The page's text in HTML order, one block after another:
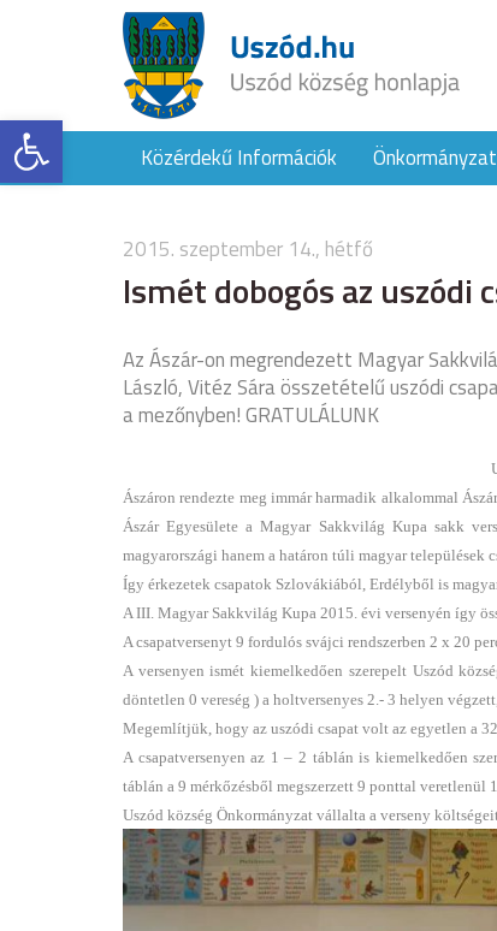
Eszköztár megnyitásaKözérdekű Információk Önkormányzat
2015. szeptember 14., hétfő
Ismét dobogós az uszódi
Az Ászár-on megrendezett Magyar
László, Vitéz Sára összetételű uszódi
a mezőnyben! GRATULÁLUNK
Ászáron rendezte meg immár harmadik alkalommal
Ászár Egyesülete a Magyar Sakkvilág Kupa sakk
magyarországi hanem a határon túli magyar települések
Így érkezetek csapatok Szlovákiából, Erdélyből is
A III. Magyar Sakkvilág Kupa 2015. évi versenyén így
A csapatversenyt 9 fordulós svájci rendszerben 2 x 20
A versenyen ismét kiemelkedően szerepelt Uszód
döntetlen 0 vereség ) a holtversenyes 2.- 3 helyen
Megemlítjük, hogy az uszódi csapat volt az egyetlen a
A csapatversenyen az 1 – 2 táblán is kiemelkedően
táblán a 9 mérkőzésből megszerzett 9 ponttal veretlenül
Uszód község Önkormányzat vállalta a verseny